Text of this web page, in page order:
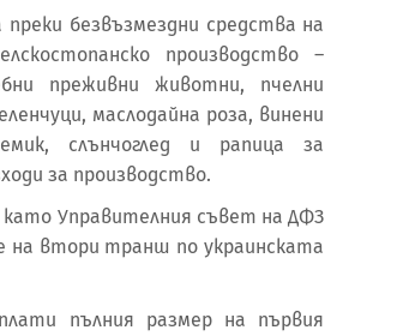
безвъзмездни средства на
производство –
преживни животни, пчелни
маслодайна роза, винени
слънчоглед и рапица за
за производство.
Управителния съвет на ДФЗ
втори транш по украинската
пълния размер на първия